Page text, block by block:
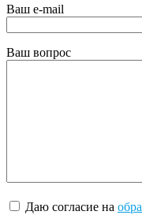
Ваш e-mail
Ваш вопрос
Даю согласие на